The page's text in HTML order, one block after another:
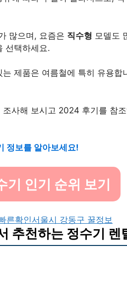
많으며, 요즘은 직수형 모델도
선택하세요.
는 제품은 여름철에 특히 유용합
사해 보시고 2024 후기를 참
정보를 알아보세요!
기 인기 순위 보기
른확인서울시 강동구 꿀정보
추천하는 정수기 렌